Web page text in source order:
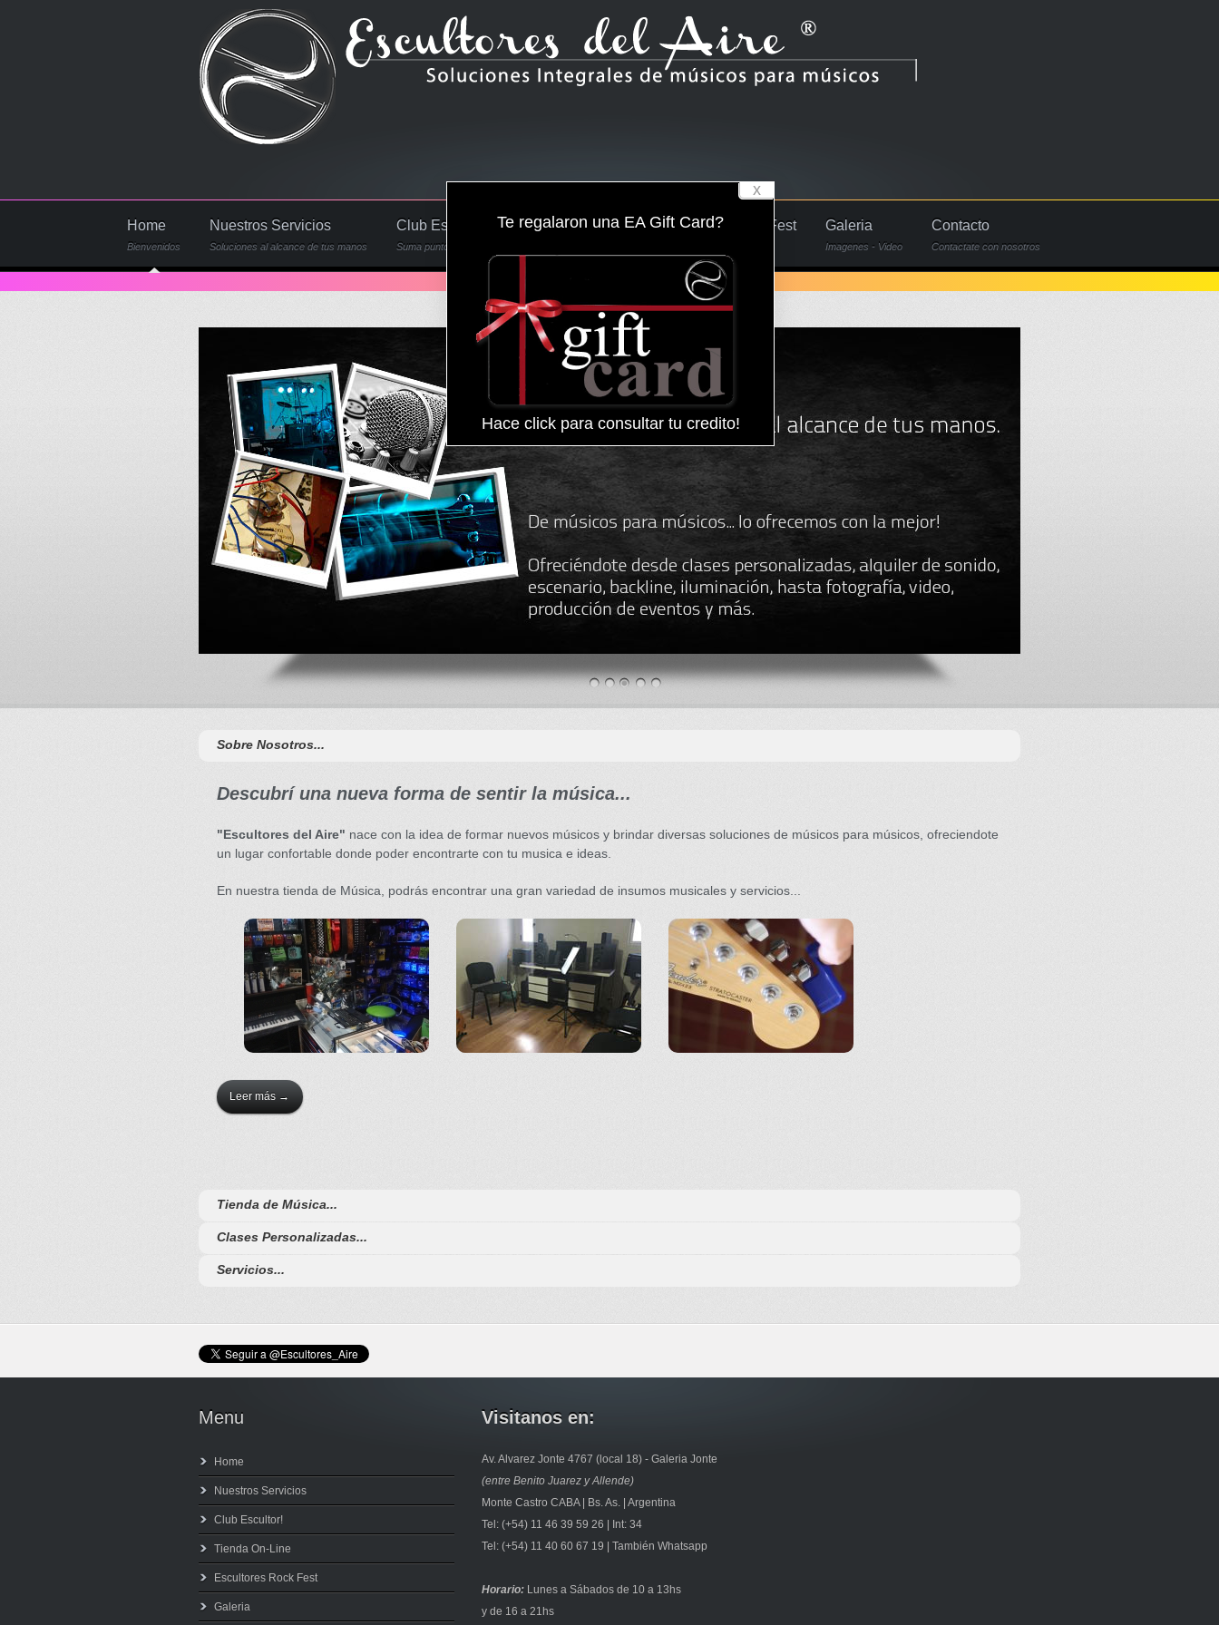
Home
Bienvenidos
Nuestros Servicios
Soluciones al alcance de tus manos
Club Escultor!
Suma puntos y gana!!!
Tienda On-Line Escultores Rock Fest Galeria
Imagenes - Video
Contacto
Contactate con nosotros
x
Te regalaron una EA Gift Card?
Hace click para consultar tu credito!
Sobre Nosotros...
Descubrí una nueva forma de sentir la música...
"Escultores del Aire" nace con la idea de formar nuevos músicos y brindar diversas soluciones de músicos para músicos, ofreciendote
un lugar confortable donde poder encontrarte con tu musica e ideas.
En nuestra tienda de Música, podrás encontrar una gran variedad de insumos musicales y servicios...
Leer más →
Tienda de Música...
Clases Personalizadas...
Servicios...
Menu
Home
Nuestros Servicios
Club Escultor!
Tienda On-Line
Escultores Rock Fest
Galeria
Visitanos en:
Av. Alvarez Jonte 4767 (local 18) - Galeria Jonte
(entre Benito Juarez y Allende)
Monte Castro CABA | Bs. As. | Argentina​
Tel: ​(+54) 11 46 39 59 26 | Int: 34
Tel: ​(+54) 11 40 60 67 19 | También Whatsapp
Horario: Lunes a Sábados de 10 a 13hs
y de 16 a 21hs